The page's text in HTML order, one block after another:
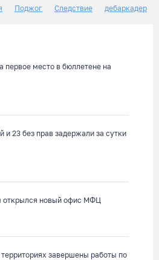
Поджог Следствие дебаркадер
первое место в бюллетене на
и 23 без прав задержали за сутки
открылся новый офис МФЦ
завершены работы по